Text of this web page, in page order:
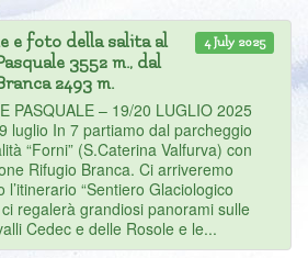
4 July 2025
e foto della salita al
3552 m., dal
2493 m.
PASQUALE – 19/20 LUGLIO 2025
luglio In 7 partiamo dal parcheggio
“Forni” (S.Caterina Valfurva) con
Rifugio Branca. Ci arriveremo
l’itinerario “Sentiero Glaciologico
ci regalerà grandiosi panorami sulle
Cedec e delle Rosole e le...